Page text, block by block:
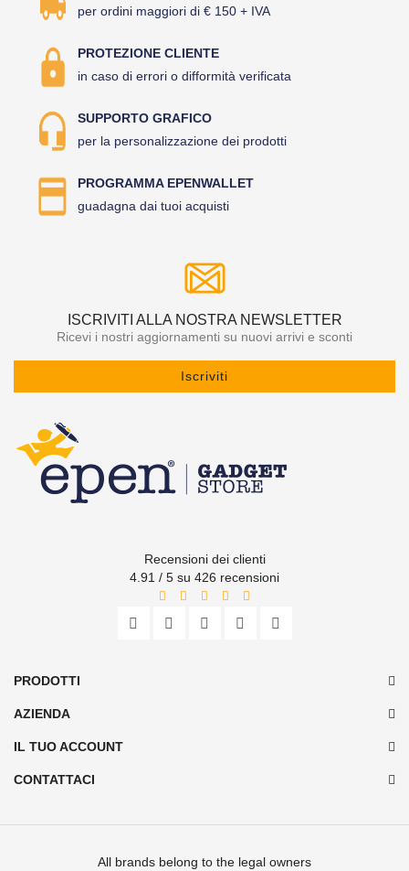
per ordini maggiori di € 150 + IVA
PROTEZIONE CLIENTE
in caso di errori o difformità verificata
SUPPORTO GRAFICO
per la personalizzazione dei prodotti
PROGRAMMA EPENWALLET
guadagna dai tuoi acquisti
ISCRIVITI ALLA NOSTRA NEWSLETTER
Ricevi i nostri aggiornamenti su nuovi arrivi e sconti
Iscriviti
Recensioni dei clienti
4.91 / 5 su 426 recensioni
PRODOTTI
AZIENDA
IL TUO ACCOUNT
CONTATTACI
All brands belong to the legal owners